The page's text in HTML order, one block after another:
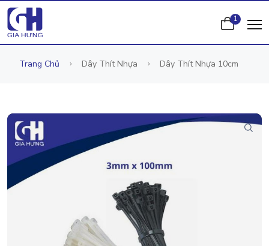
1
Trang Chủ Dây Thít Nhựa Dây Thít Nhựa 10cm